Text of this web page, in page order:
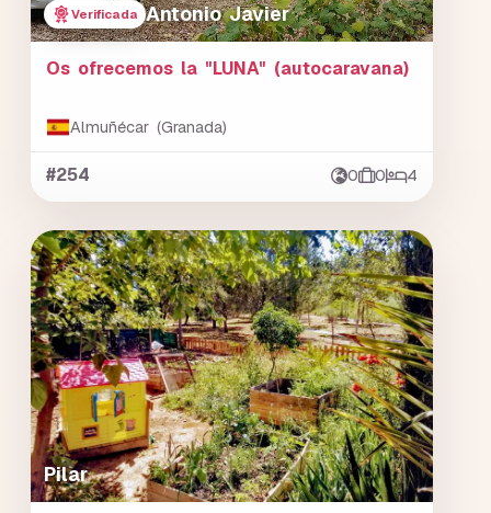
Verificada Antonio Javier
Os ofrecemos la "LUNA" (autocaravana)
Almuñécar (Granada)
#254 0 0 4
Pilar